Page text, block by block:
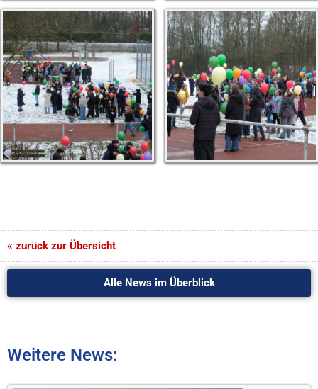
« zurück zur Übersicht
Alle News im Überblick
Weitere News: